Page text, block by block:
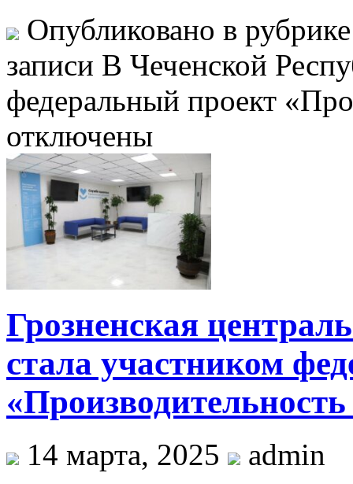
Опубликовано в
записи В Чеченской
федеральный проект
отключены
Грозненская
стала участником
«Производительность
14 марта, 2025
admin